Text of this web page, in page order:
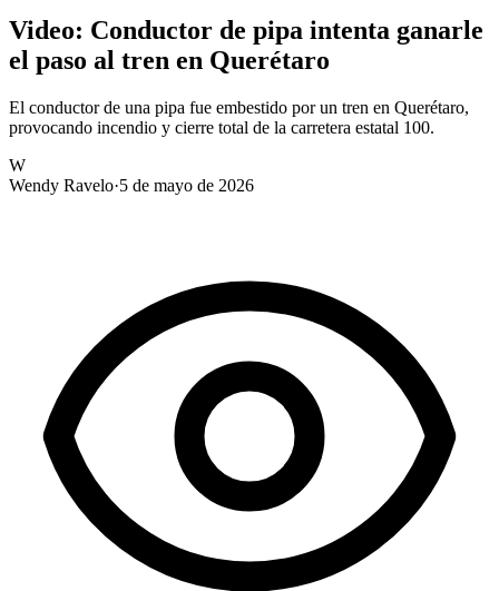
Video: Conductor de pipa intenta ganarle
el paso al tren en Querétaro
El conductor de una pipa fue embestido por un tren en Querétaro,
provocando incendio y cierre total de la carretera estatal 100.
W
Wendy Ravelo·5 de mayo de 2026